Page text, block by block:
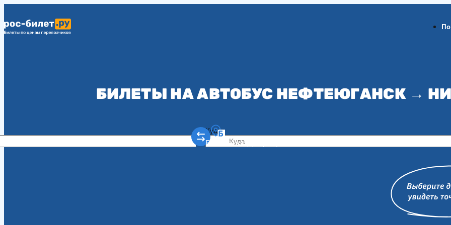
БИЛЕТЫ НА АВТОБУС НЕФТЕЮГАНСК →
Куда
Ростов-на-Дону